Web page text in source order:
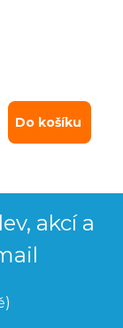
Do košíku
akcí a